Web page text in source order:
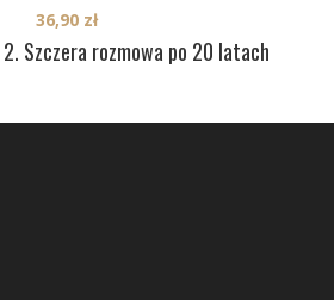
Szczera rozmowa po 20 latach
36,90 zł